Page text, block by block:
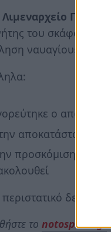
Λιμεναρχείο Πύλου
του σκάφους
ναυαγίου»).
ο
αποκατάσταση
προσκόμιση
δεν
το notospress.gr